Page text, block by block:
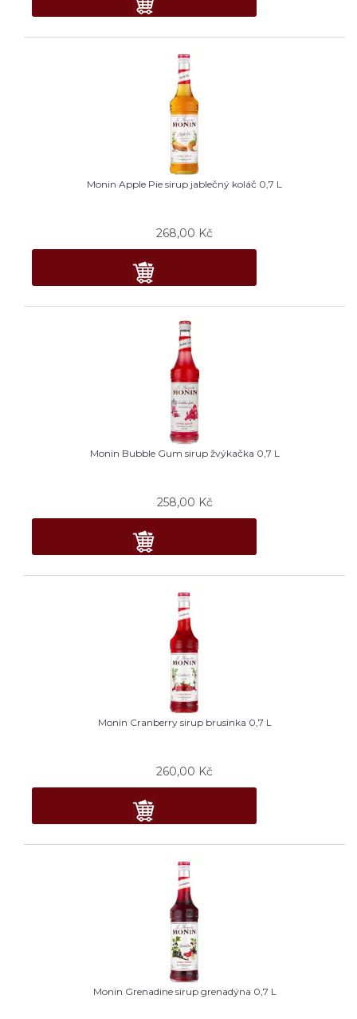
Monin Apple Pie sirup jablečný koláč 0,7 L
268,00 Kč
Monin Bubble Gum sirup žvýkačka 0,7 L
258,00 Kč
Monin Cranberry sirup brusinka 0,7 L
260,00 Kč
Monin Grenadine sirup grenadýna 0,7 L